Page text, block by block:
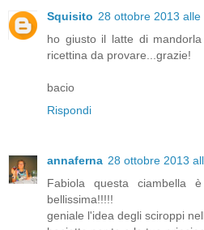
Squisito 28 ottobre 2013 alle
ho giusto il latte di
ricettina da provare...grazie!
bacio
Rispondi
annaferna 28 ottobre 2013
Fabiola questa ciambella
bellissima!!!!!
geniale l'idea degli sciroppi